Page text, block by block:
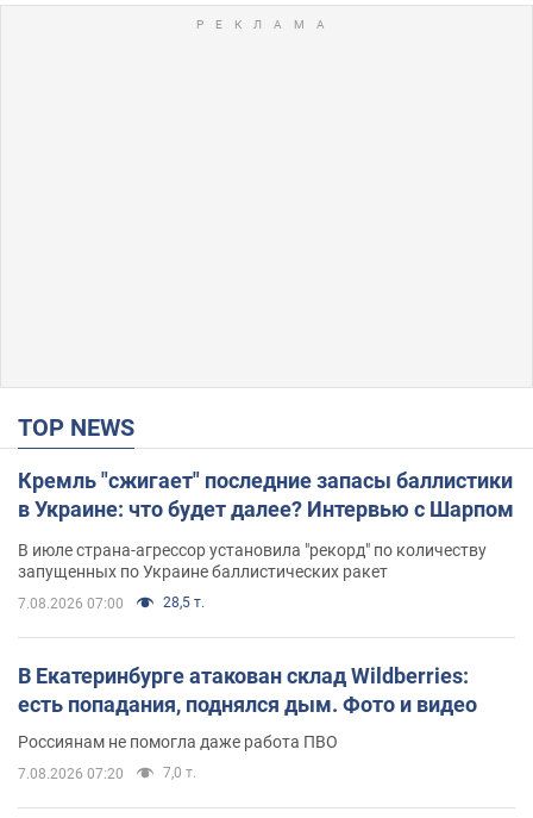
TOP NEWS
Кремль "сжигает" последние запасы баллистики
в Украине: что будет далее? Интервью с Шарпом
В июле страна-агрессор установила "рекорд" по количеству
запущенных по Украине баллистических ракет
7.08.2026 07:00 28,5 т.
В Екатеринбурге атакован склад Wildberries:
есть попадания, поднялся дым. Фото и видео
Россиянам не помогла даже работа ПВО
7.08.2026 07:20 7,0 т.